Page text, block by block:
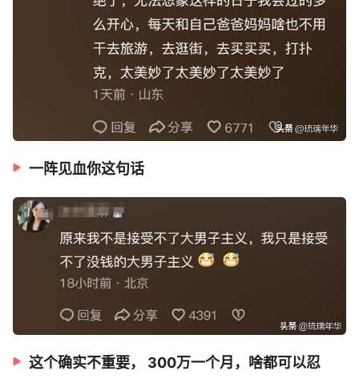
一阵见血你这句话
这个确实不重要， 300万一个月，啥都可以忍